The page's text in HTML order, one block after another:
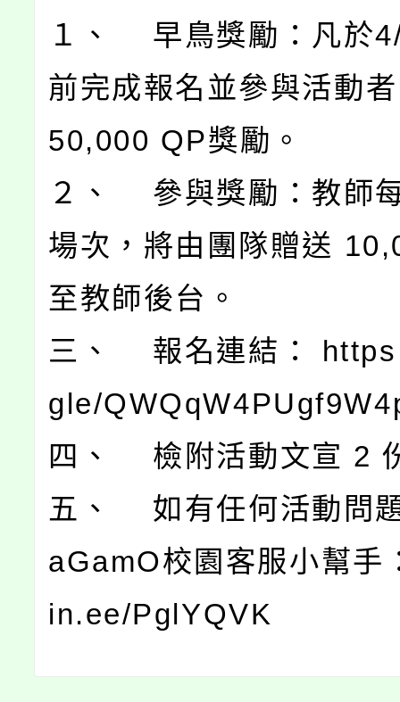
１、 早鳥獎勵：凡於
前完成報名並參與活動
50,000 QP獎勵。
２、 參與獎勵：教師
場次，將由團隊贈送
至教師後台。
三、 報名連結：
gle/
四、 檢附活動文宣 2
五、 如有任何活動問
aGamO校園客服小幫
in.ee/PglYQVK